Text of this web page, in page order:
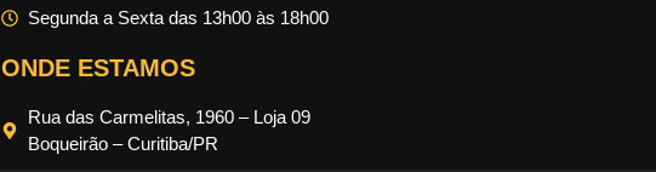
Segunda a Sexta das 13h00 às 18h00
ONDE ESTAMOS
Rua das Carmelitas, 1960 – Loja 09
Boqueirão – Curitiba/PR